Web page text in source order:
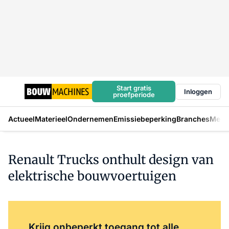
Start gratis
proefperiode
Inloggen
ActueelMaterieelOndernemenEmissiebeperkingBranches
Renault Trucks onthult design van
elektrische bouwvoertuigen